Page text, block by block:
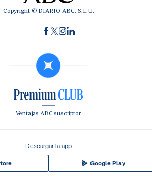
Copyright © DIARIO ABC, S.L.U.
Ventajas ABC suscriptor
Descargar la app
Google Play